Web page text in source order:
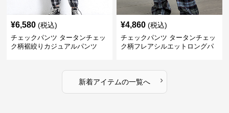
¥6,580 (税込)
チェックパンツ タータンチェッ
ク柄裾絞りカジュアルパンツ
¥4,860 (税込)
チェックパンツ タータンチェッ
ク柄フレアシルエットロングパ
新着アイテムの一覧へ ›